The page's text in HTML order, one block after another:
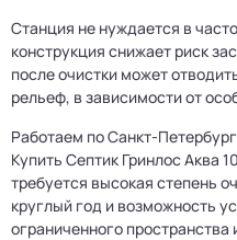
Станция не нуждается в
конструкция снижает риск
после очистки может
рельеф, в зависимости от
Работаем по Санкт-
Купить Септик Гринлос Аква
требуется высокая степень
круглый год и возможность
ограниченного пространства